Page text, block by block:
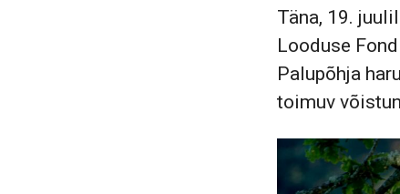
Täna, 19.
Looduse
Palupõhja
toimuv